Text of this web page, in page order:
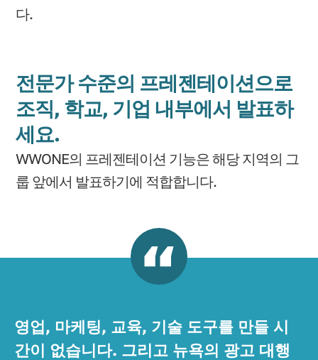
다.
전문가 수준의 프레젠테이션으로
조직, 학교, 기업 내부에서 발표하
세요.
WWONE의 프레젠테이션 기능은 해당 지역의 그
룹 앞에서 발표하기에 적합합니다.
영업, 마케팅, 교육, 기술 도구를 만들 시
간이 없습니다. 그리고 뉴욕의 광고 대행